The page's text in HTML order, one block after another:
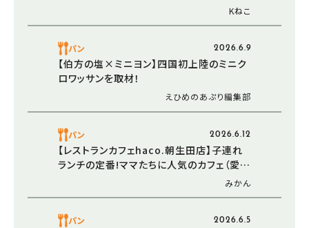
Kねこ
パン 2026.6.9
【伯方の塩×ミニヨン】四国初上陸のミニク
ロワッサンを取材！
えひめのあぷり編集部
パン 2026.6.12
【レストランカフェhaco.朝生田店】子連れ
ランチの定番!ママたちに人気のカフェ（愛
みかん
パン 2026.6.5